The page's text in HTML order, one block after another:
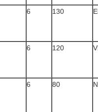
6 130
6 120
6 80